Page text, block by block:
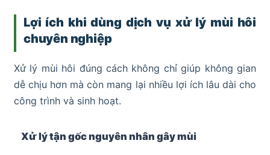
Lợi ích khi dùng dịch vụ xử lý mùi hôi
chuyên nghiệp
Xử lý mùi hôi đúng cách không chỉ giúp không gian
dễ chịu hơn mà còn mang lại nhiều lợi ích lâu dài cho
công trình và sinh hoạt.
Xử lý tận gốc nguyên nhân gây mùi